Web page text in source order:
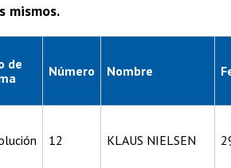
mismos.
de
Número Nombre
12 KLAUS NIELSEN